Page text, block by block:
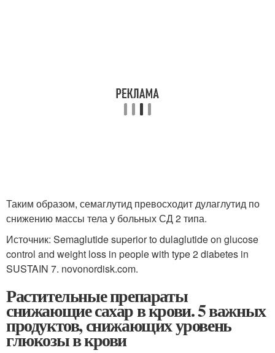
Таким образом, семаглутид превосходит дулаглутид по
снижению массы тела у больных СД 2 типа.
Источник: Semaglutide superior to dulaglutide on glucose
control and weight loss in people with type 2 diabetes in
SUSTAIN 7. novonordisk.com.
Растительные препараты
снижающие сахар в крови. 5 важных
продуктов, снижающих уровень
глюкозы в крови